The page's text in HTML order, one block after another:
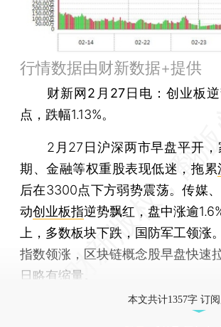
行情数据由财新数据+提供
财新网2月27日电 ：创业板
点，跌幅1.13%。
2月27日沪深两市早盘平开，
期、金融等权重股表现低迷，拖累
后在3300点下方弱势震荡。传媒
动创业板指逆势飘红，盘中涨逾
上，多数板块下跌，国防军工领涨
指数领涨，区块链概念股早盘快速
日略有缩量。
本文共计1357字 订